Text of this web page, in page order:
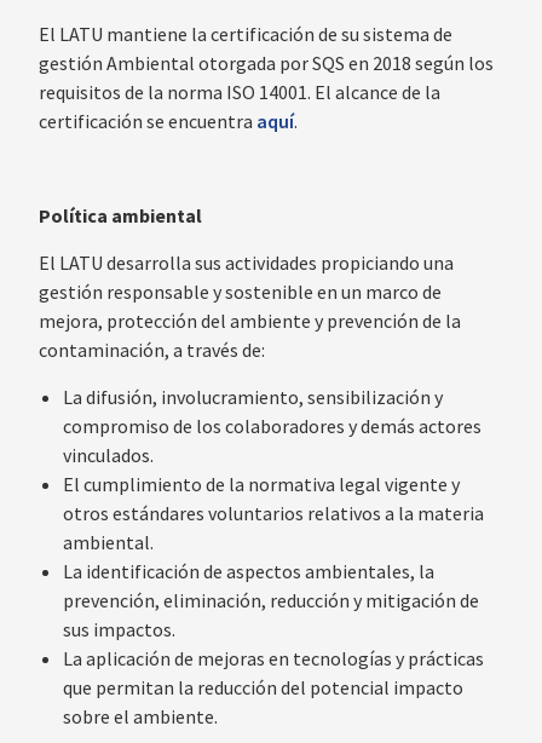
El LATU mantiene la certificación de su sistema de
gestión Ambiental otorgada por SQS en 2018 según los
requisitos de la norma ISO 14001. El alcance de la
certificación se encuentra aquí.
Política ambiental
El LATU desarrolla sus actividades propiciando una
gestión responsable y sostenible en un marco de
mejora, protección del ambiente y prevención de la
contaminación, a través de:
La difusión, involucramiento, sensibilización y
compromiso de los colaboradores y demás actores
vinculados.
El cumplimiento de la normativa legal vigente y
otros estándares voluntarios relativos a la materia
ambiental.
La identificación de aspectos ambientales, la
prevención, eliminación, reducción y mitigación de
sus impactos.
La aplicación de mejoras en tecnologías y prácticas
que permitan la reducción del potencial impacto
sobre el ambiente.